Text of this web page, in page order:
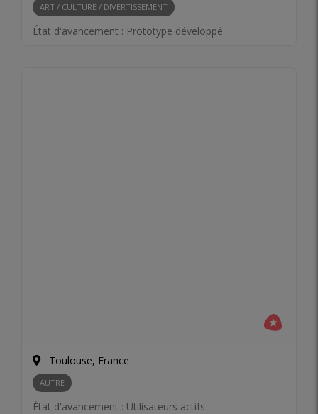
ART / CULTURE / DIVERTISSEMENT
État d'avancement : Prototype développé
Toulouse, France
AUTRE
État d'avancement : Utilisateurs actifs